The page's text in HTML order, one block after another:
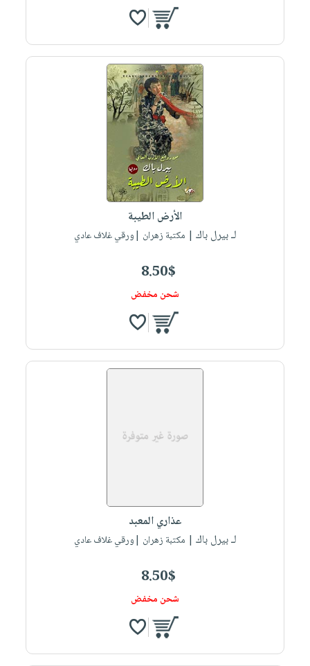
الأرض الطيبة
لـ بيرل باك | مكتبة زهران |ورقي غلاف عادي
8.50$
شحن مخفض
عذاري المعبد
لـ بيرل باك | مكتبة زهران |ورقي غلاف عادي
8.50$
شحن مخفض